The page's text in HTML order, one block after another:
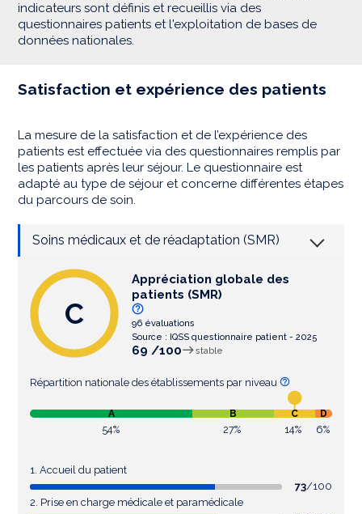
indicateurs sont définis et recueillis via des
questionnaires patients et l'exploitation de bases de
données nationales.
Satisfaction et expérience des patients
La mesure de la satisfaction et de l’expérience des
patients est effectuée via des questionnaires remplis par
les patients après leur séjour. Le questionnaire est
adapté au type de séjour et concerne différentes étapes
du parcours de soin.
Soins médicaux et de réadaptation (SMR)
Appréciation globale des
patients (SMR)
96 évaluations
Source : IQSS questionnaire patient - 2025
69 /100 stable
C
Répartition nationale des établissements par niveau
A B C D
54% 27% 14% 6%
1. Accueil du patient
73/100
2. Prise en charge médicale et paramédicale